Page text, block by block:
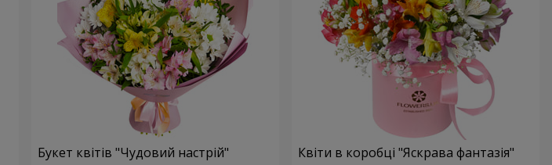
Букет квітів "Чудовий настрій" Квіти в коробці "Яскрава фантазія"